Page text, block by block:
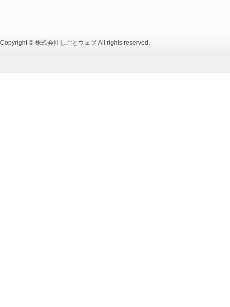
Copyright © 株式会社しごとウェブ All rights reserved.